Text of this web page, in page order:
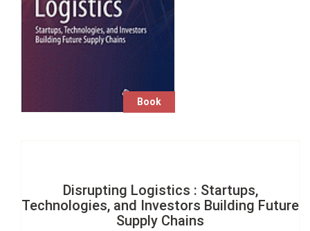
Book
Disrupting Logistics : Startups,
Technologies, and Investors Building Future
Supply Chains